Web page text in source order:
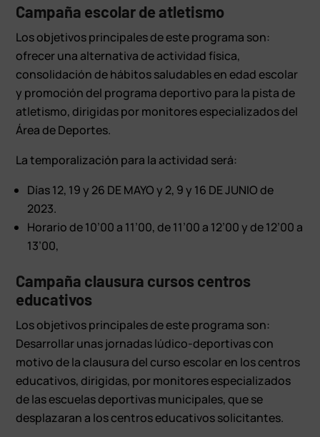
Campaña escolar de atletismo
Los objetivos principales de este programa son:
ofrecer una alternativa de actividad física,
consolidación de hábitos saludables en edad escolar
y promoción del programa deportivo para la pista de
atletismo, dirigidas por monitores especializados del
Área de Deportes.
La temporalización para la actividad será:
Días 12, 19 y 26 DE MAYO y 2, 9 y 16 DE JUNIO de
2023.
Horario de 10’00 a 11’00, de 11’00 a 12’00 y de 12’00 a
13’00,
Campaña clausura cursos centros
educativos
Los objetivos principales de este programa son:
Desarrollar unas jornadas lúdico-deportivas con
motivo de la clausura del curso escolar en los centros
educativos, dirigidas, por monitores especializados
de las escuelas deportivas municipales, que se
desplazaran a los centros educativos solicitantes.